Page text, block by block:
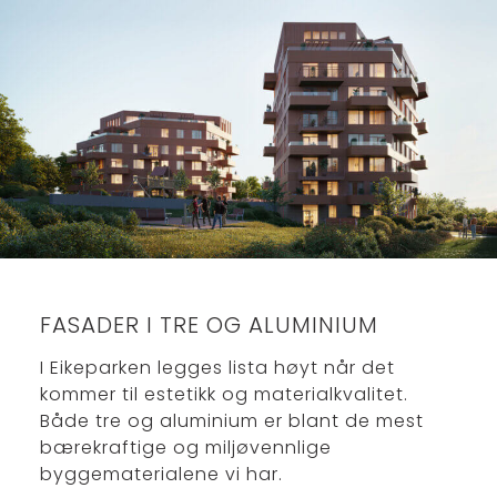
FASADER I TRE OG ALUMINIUM
I Eikeparken legges lista høyt når det
kommer til estetikk og materialkvalitet.
Både tre og aluminium er blant de mest
bærekraftige og miljøvennlige
byggematerialene vi har.